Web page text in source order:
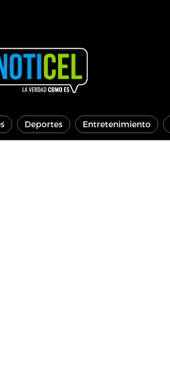
Deportes Entretenimiento